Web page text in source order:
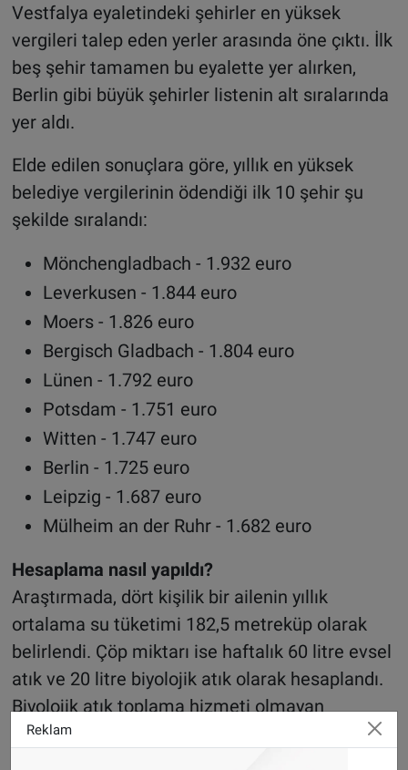
Vestfalya eyaletindeki şehirler en yüksek
vergileri talep eden yerler arasında öne çıktı. İlk
beş şehir tamamen bu eyalette yer alırken,
Berlin gibi büyük şehirler listenin alt sıralarında
yer aldı.
Elde edilen sonuçlara göre, yıllık en yüksek
belediye vergilerinin ödendiği ilk 10 şehir şu
şekilde sıralandı:
Mönchengladbach - 1.932 euro
Leverkusen - 1.844 euro
Moers - 1.826 euro
Bergisch Gladbach - 1.804 euro
Lünen - 1.792 euro
Potsdam - 1.751 euro
Witten - 1.747 euro
Berlin - 1.725 euro
Leipzig - 1.687 euro
Mülheim an der Ruhr - 1.682 euro
Hesaplama nasıl yapıldı?
Araştırmada, dört kişilik bir ailenin yıllık
ortalama su tüketimi 182,5 metreküp olarak
belirlendi. Çöp miktarı ise haftalık 60 litre evsel
atık ve 20 litre biyolojik atık olarak hesaplandı.
Biyolojik atık toplama hizmeti olmayan
şehirlerde bu miktar, evsel atık olarak
Reklam